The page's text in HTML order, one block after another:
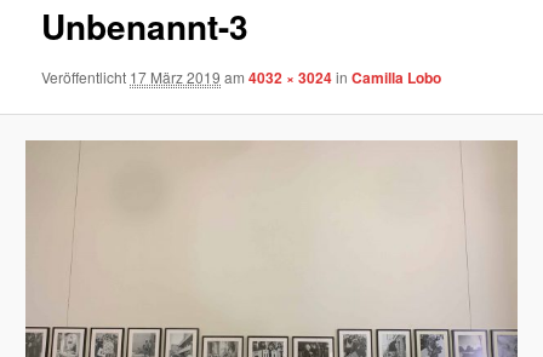
Unbenannt-3
Veröffentlicht 17 März 2019 am4032 × 3024inCamilla Lobo